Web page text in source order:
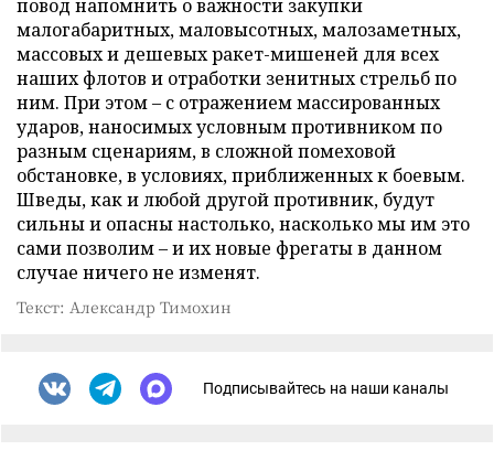
повод напомнить о важности закупки
малогабаритных, маловысотных, малозаметных,
массовых и дешевых ракет-мишеней для всех
наших флотов и отработки зенитных стрельб по
ним. При этом – с отражением массированных
ударов, наносимых условным противником по
разным сценариям, в сложной помеховой
обстановке, в условиях, приближенных к боевым.
Шведы, как и любой другой противник, будут
сильны и опасны настолько, насколько мы им это
сами позволим – и их новые фрегаты в данном
случае ничего не изменят.
Текст: Александр Тимохин
Подписывайтесь на наши каналы